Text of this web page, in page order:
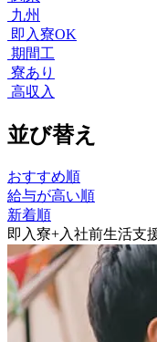
九州
即入寮OK
期間工
寮あり
高収入
並び替え
おすすめ順
給与が高い順
新着順
即入寮+入社前生活支